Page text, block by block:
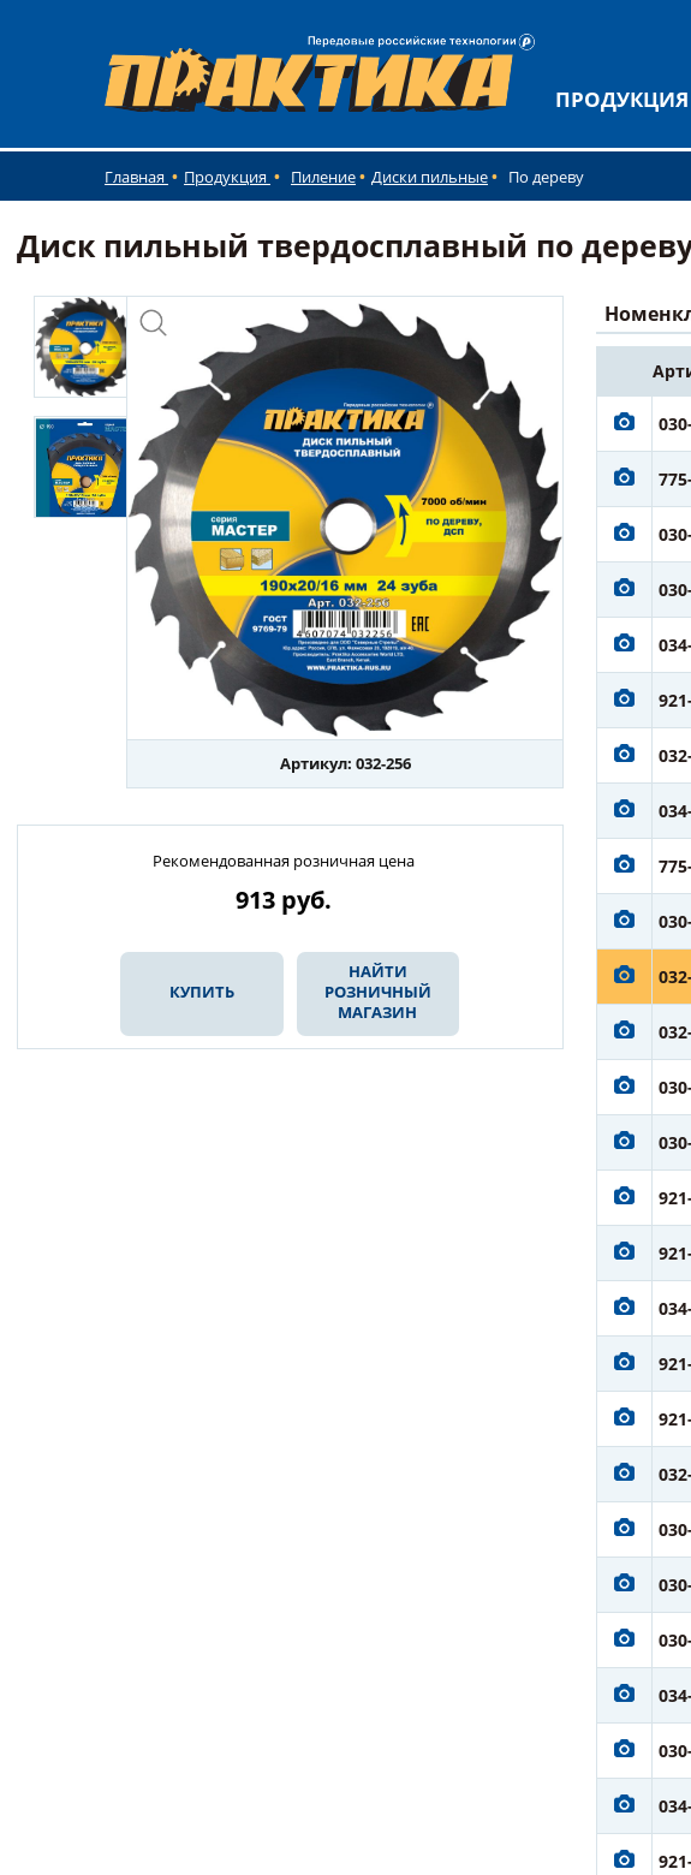
ПРОДУКЦИЯ
Главная Продукция Пиление Диски пильные По дереву
Диск пильный твердосплавный по
Артикул: 032-256
Рекомендованная розничная цена
913 руб.
КУПИТЬ
НАЙТИ
РОЗНИЧНЫЙ
МАГАЗИН